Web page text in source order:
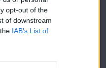
opt-out of the
of downstream
IAB’s List of